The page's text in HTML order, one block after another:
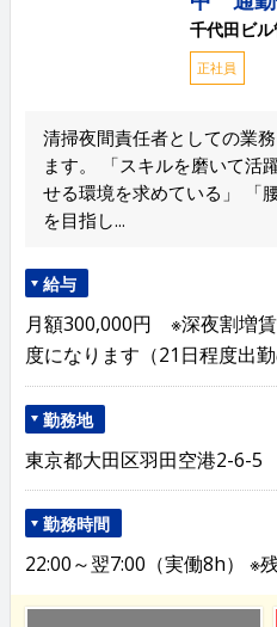
千代田ビ
正社員
清掃夜間責任者としての業
ます。 「スキルを磨いて活
せる環境を求めている」 「
を目指し...
給与
月額300,000円 ※深夜割増
度になります（21日程度出勤
勤務地
東京都大田区羽田空港2-6-5
勤務時間
22:00～翌7:00（実働8h） ※